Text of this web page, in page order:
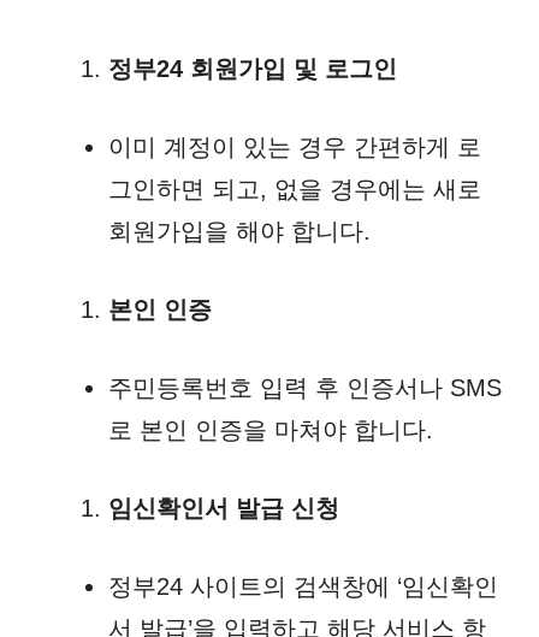
정부24 회원가입 및 로그인
이미 계정이 있는 경우 간편하게 로
그인하면 되고, 없을 경우에는 새로
회원가입을 해야 합니다.
본인 인증
주민등록번호 입력 후 인증서나 SMS
로 본인 인증을 마쳐야 합니다.
임신확인서 발급 신청
정부24 사이트의 검색창에 ‘임신확인
서 발급’을 입력하고 해당 서비스 항